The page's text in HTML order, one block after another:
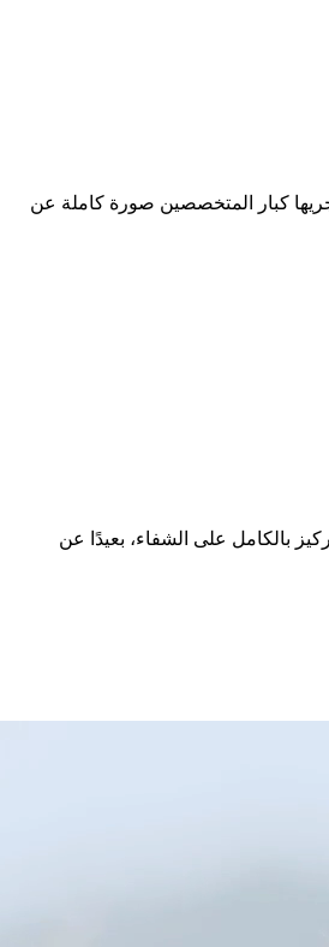
كبار المتخصصين صورة كاملة عن
بالكامل على الشفاء، بعيدًا عن